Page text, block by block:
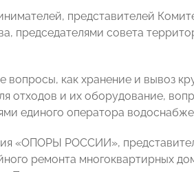
представителей
председателями совета
вопросы, как хранение и вывоз
отходов и их оборудование,
единого оператора
«ОПОРЫ РОССИИ»,
ремонта многоквартирных